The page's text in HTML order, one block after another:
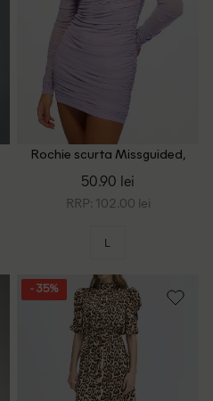
Rochie scurta Missguided,
50.90 lei
RRP: 102.00 lei
L
- 35%